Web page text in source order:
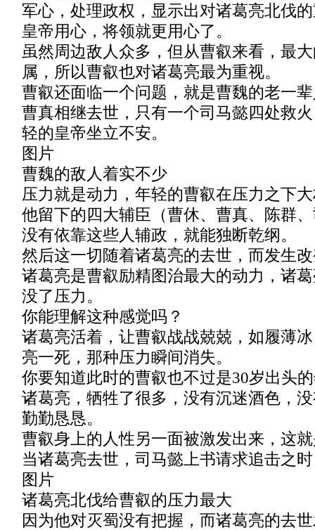
军心，处理政权，显示出对诸葛亮北伐
皇帝用心，将领就更用心了。
虽然周边敌人众多，但从曹叡来看，最
属，所以曹叡也对诸葛亮最为重视。
曹叡还面临一个问题，就是曹魏的老一
曹真相继去世，只有一个司马懿四处救
轻的皇帝坐立不安。
图片
曹魏的敌人着实不少
压力就是动力，年轻的曹叡在压力之下
他留下的四大辅臣（曹休、曹真、陈群
没有依靠这些人辅政，就能独断乾纲。
然后这一切随着诸葛亮的去世，而发生
诸葛亮是曹叡励精图治最大的动力，诸
没了压力。
你能理解这种感觉吗？
诸葛亮活着，让曹叡战战兢兢，如履薄
亮一死，那种压力瞬间消失。
你要知道此时的曹叡也不过是30岁出头
诸葛亮，牺牲了很多，没有沉迷酒色，
勤勤恳恳。
曹叡身上的人性另一面被激发出来，这
当诸葛亮去世，司马懿上书请求追击之
图片
诸葛亮北伐给曹叡的压力最大
因为他对灭蜀没有把握，而诸葛亮的去